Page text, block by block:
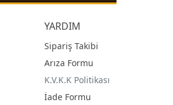
YARDIM
Sipariş Takibi
Arıza Formu
K.V.K.K Politikası
İade Formu